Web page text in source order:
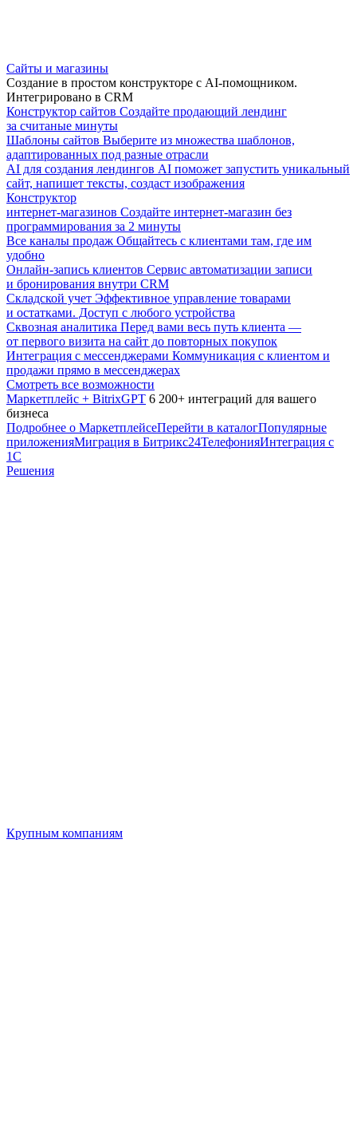
Сайты и магазины
Создание в простом конструкторе с AI-помощником.
Интегрировано в CRM
Конструктор сайтов Создайте продающий лендинг
за считаные минуты
Шаблоны сайтов Выберите из множества шаблонов,
адаптированных под разные отрасли
AI для создания лендингов AI поможет запустить уникальный
сайт, напишет тексты, создаст изображения
Конструктор
интернет-магазинов Создайте интернет-магазин без
программирования за 2 минуты
Все каналы продаж Общайтесь с клиентами там, где им
удобно
Онлайн-запись клиентов Сервис автоматизации записи
и бронирования внутри CRM
Складской учет Эффективное управление товарами
и остатками. Доступ с любого устройства
Сквозная аналитика Перед вами весь путь клиента —
от первого визита на сайт до повторных покупок
Интеграция с мессенджерами Коммуникация с клиентом и
продажи прямо в мессенджерах
Смотреть все возможности
Маркетплейс + BitrixGPT 6 200+ интеграций для вашего
бизнеса
Подробнее о МаркетплейсеПерейти в каталогПопулярные
приложенияМиграция в Битрикс24ТелефонияИнтеграция с
1С
Решения
Крупным компаниям